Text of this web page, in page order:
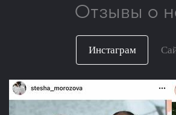
Отзывы о
Инстаграм